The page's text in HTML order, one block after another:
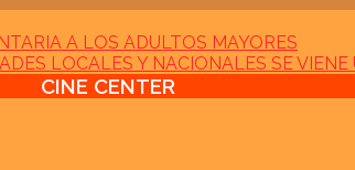
A LOS ADULTOS MAYORES
LOCALES Y NACIONALES SE
CINE CENTER